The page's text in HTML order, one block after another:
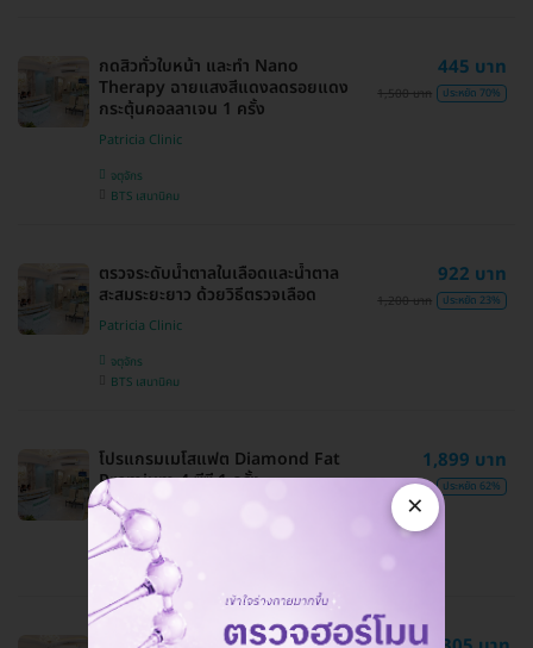
กดสิวทั่วใบหน้า และทำ Nano
Therapy ฉายแสงสีแดงลดรอยแดง
กระตุ้นคอลลาเจน 1 ครั้ง
Patricia Clinic
จตุจักร
BTS เสนานิคม
445 บาท
1,500 บาท ประหยัด 70%
ตรวจระดับน้ำตาลในเลือดและน้ำตาล
สะสมระยะยาว ด้วยวิธีตรวจเลือด
Patricia Clinic
จตุจักร
BTS เสนานิคม
922 บาท
1,200 บาท ประหยัด 23%
โปรแกรมเมโสแฟต Diamond Fat
Premium 4 ซีซี 1 ครั้ง
Patricia Clinic
จตุจักร
BTS เสนานิคม
1,899 บาท
4,999 บาท ประหยัด 62%
ปรึกษาแพทย์ก่อนทำ ฟรี!
×